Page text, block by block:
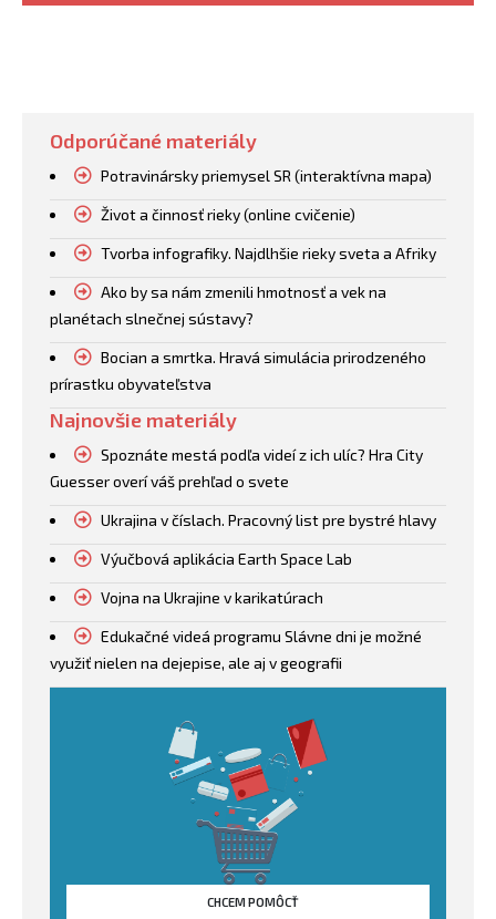
Odporúčané materiály
Potravinársky priemysel SR (interaktívna mapa)
Život a činnosť rieky (online cvičenie)
Tvorba infografiky. Najdlhšie rieky sveta a Afriky
Ako by sa nám zmenili hmotnosť a vek na
planétach slnečnej sústavy?
Bocian a smrtka. Hravá simulácia prirodzeného
prírastku obyvateľstva
Najnovšie materiály
Spoznáte mestá podľa videí z ich ulíc? Hra City
Guesser overí váš prehľad o svete
Ukrajina v číslach. Pracovný list pre bystré hlavy
Výučbová aplikácia Earth Space Lab
Vojna na Ukrajine v karikatúrach
Edukačné videá programu Slávne dni je možné
využiť nielen na dejepise, ale aj v geografii
CHCEM POMÔCŤ